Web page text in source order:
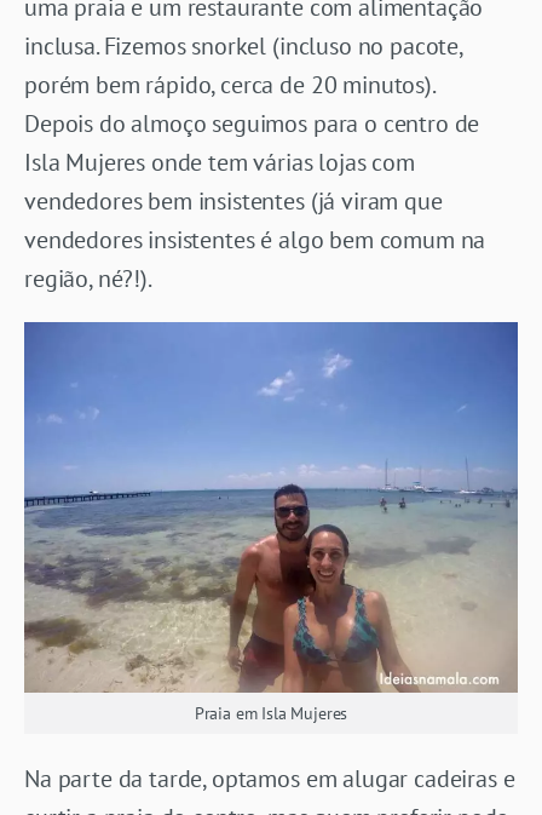
uma praia e um restaurante com alimentação
inclusa. Fizemos snorkel (incluso no pacote,
porém bem rápido, cerca de 20 minutos).
Depois do almoço seguimos para o centro de
Isla Mujeres onde tem várias lojas com
vendedores bem insistentes (já viram que
vendedores insistentes é algo bem comum na
região, né?!).
Praia em Isla Mujeres
Na parte da tarde, optamos em alugar cadeiras e